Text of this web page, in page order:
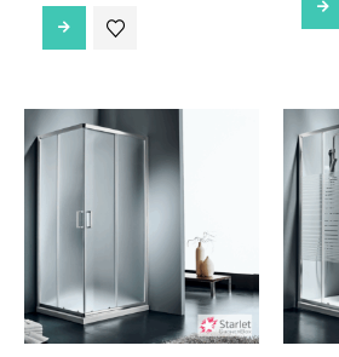
Αυτό
το
πολλαπλές
μπορούν
επιλεγούν
στη
σελίδα
το
Οι
στη
του